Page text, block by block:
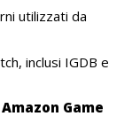
utilizzati da
inclusi IGDB e
Game